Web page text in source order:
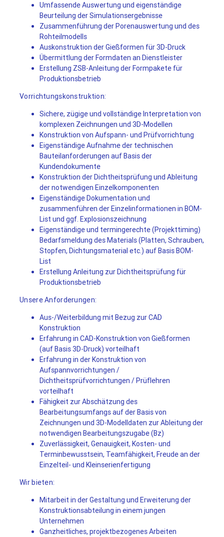
Umfassende Auswertung und eigenständige
Beurteilung der Simulationsergebnisse
Zusammenführung der Porenauswertung und des
Rohteilmodells
Auskonstruktion der Gießformen für 3D-Druck
Übermittlung der Formdaten an Dienstleister
Erstellung ZSB-Anleitung der Formpakete für
Produktionsbetrieb
Vorrichtungskonstruktion:
Sichere, zügige und vollständige Interpretation von
komplexen Zeichnungen und 3D-Modellen
Konstruktion von Aufspann- und Prüfvorrichtung
Eigenständige Aufnahme der technischen
Bauteilanforderungen auf Basis der
Kundendokumente
Konstruktion der Dichtheitsprüfung und Ableitung
der notwendigen Einzelkomponenten
Eigenständige Dokumentation und
zusammenführen der Einzelinformationen in BOM-
List und ggf. Explosionszeichnung
Eigenständige und termingerechte (Projekttiming)
Bedarfsmeldung des Materials (Platten, Schrauben,
Stopfen, Dichtungsmaterial etc.) auf Basis BOM-
List
Erstellung Anleitung zur Dichtheitsprüfung für
Produktionsbetrieb
Unsere Anforderungen:
Aus-/Weiterbildung mit Bezug zur CAD
Konstruktion
Erfahrung in CAD-Konstruktion von Gießformen
(auf Basis 3D-Druck) vorteilhaft
Erfahrung in der Konstruktion von
Aufspannvorrichtungen /
Dichtheitsprüfvorrichtungen / Prüflehren
vorteilhaft
Fähigkeit zur Abschätzung des
Bearbeitungsumfangs auf der Basis von
Zeichnungen und 3D-Modelldaten zur Ableitung der
notwendigen Bearbeitungszugabe (Bz)
Zuverlässigkeit, Genauigkeit, Kosten- und
Terminbewusstsein, Teamfähigkeit, Freude an der
Einzelteil- und Kleinserienfertigung
Wir bieten:
Mitarbeit in der Gestaltung und Erweiterung der
Konstruktionsabteilung in einem jungen
Unternehmen
Ganzheitliches, projektbezogenes Arbeiten